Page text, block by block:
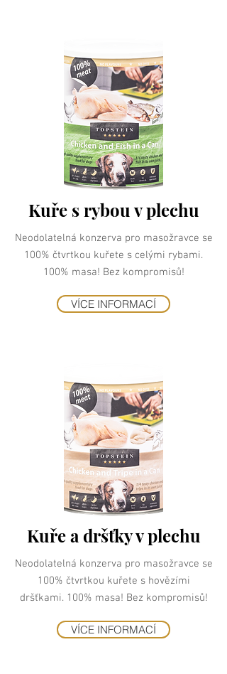
Kuře s rybou v plechu
Neodolatelná konzerva pro masožravce se
100% čtvrtkou kuřete s celými rybami.
100% masa! Bez kompromisů!
VÍCE INFORMACÍ
Kuře a dršťky v plechu
Neodolatelná konzerva pro masožravce se
100% čtvrtkou kuřete s hovězími
dršťkami. 100% masa! Bez kompromisů!
VÍCE INFORMACÍ